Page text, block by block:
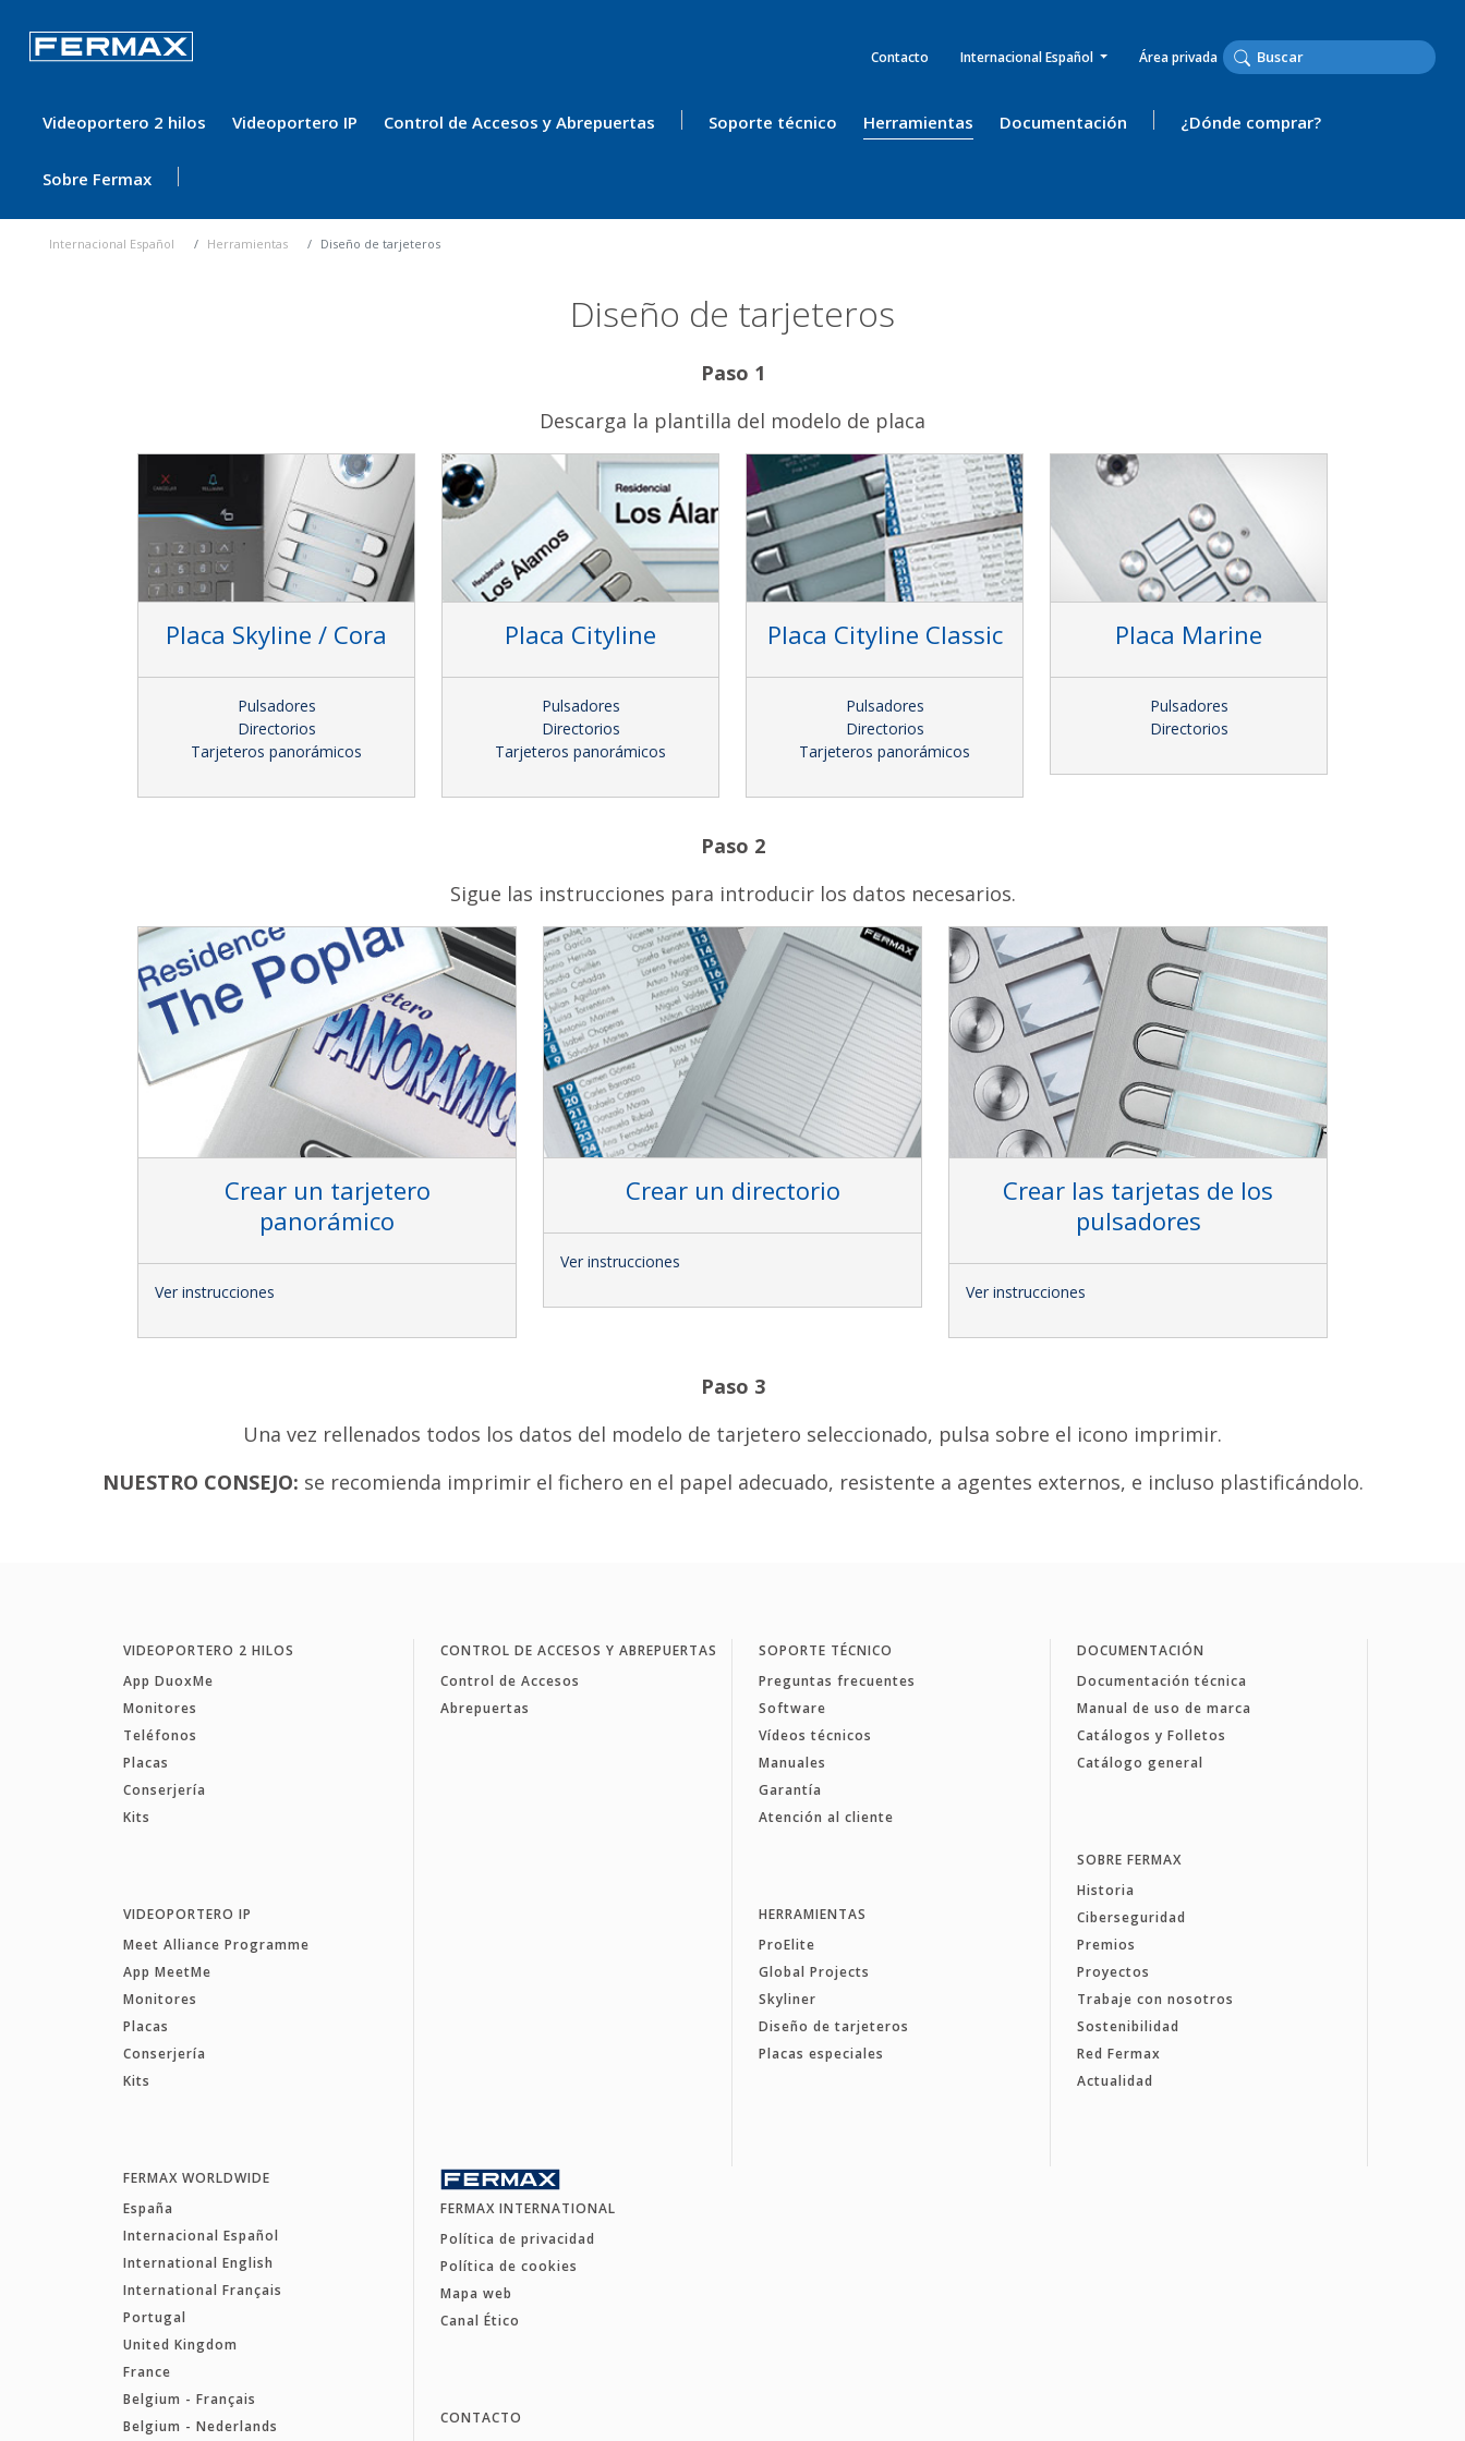
Contacto Internacional Español Área privada
Videoportero 2 hilos Videoportero IP Control de Accesos y Abrepuertas Soporte técnico Herramientas Documentación ¿Dónde comprar?
Sobre Fermax
Internacional Español Herramientas Diseño de tarjeteros
Diseño de tarjeteros
Paso 1
Descarga la plantilla del modelo de placa
Placa Skyline / Cora
Pulsadores
Directorios
Tarjeteros panorámicos
Placa Cityline
Pulsadores
Directorios
Tarjeteros panorámicos
Placa Cityline Classic
Pulsadores
Directorios
Tarjeteros panorámicos
Placa Marine
Pulsadores
Directorios
Paso 2
Sigue las instrucciones para introducir los datos necesarios.
Crear un tarjetero
panorámico
Ver instrucciones
Crear un directorio
Ver instrucciones
Crear las tarjetas de los
pulsadores
Ver instrucciones
Paso 3
Una vez rellenados todos los datos del modelo de tarjetero seleccionado, pulsa sobre el icono imprimir.
NUESTRO CONSEJO: se recomienda imprimir el fichero en el papel adecuado, resistente a agentes externos, e incluso plastificándolo.
VIDEOPORTERO 2 HILOS
App DuoxMe
Monitores
Teléfonos
Placas
Conserjería
Kits
VIDEOPORTERO IP
Meet Alliance Programme
App MeetMe
Monitores
Placas
Conserjería
Kits
CONTROL DE ACCESOS Y ABREPUERTAS
Control de Accesos
Abrepuertas
SOPORTE TÉCNICO
Preguntas frecuentes
Software
Vídeos técnicos
Manuales
Garantía
Atención al cliente
HERRAMIENTAS
ProElite
Global Projects
Skyliner
Diseño de tarjeteros
Placas especiales
DOCUMENTACIÓN
Documentación técnica
Manual de uso de marca
Catálogos y Folletos
Catálogo general
SOBRE FERMAX
Historia
Ciberseguridad
Premios
Proyectos
Trabaje con nosotros
Sostenibilidad
Red Fermax
Actualidad
FERMAX WORLDWIDE
España
Internacional Español
International English
International Français
Portugal
United Kingdom
France
Belgium - Français
Belgium - Nederlands
FERMAX INTERNATIONAL
Política de privacidad
Política de cookies
Mapa web
Canal Ético
CONTACTO